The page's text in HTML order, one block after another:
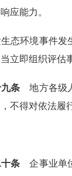
应能力。
态环境事件发
立即组织评估
条 地方各级
不得对依法履
条 企事业单